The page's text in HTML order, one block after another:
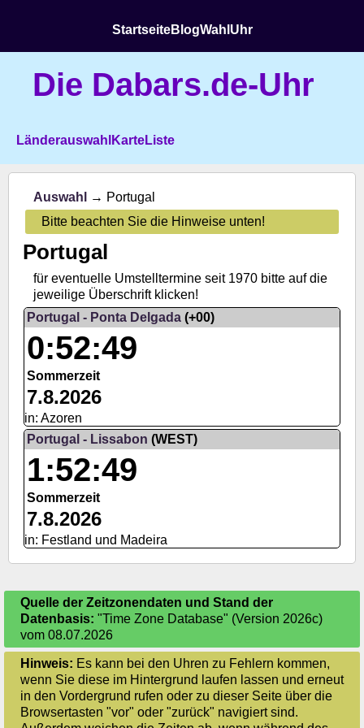
StartseiteBlogWahl Uhr
Die Dabars.de-Uhr
Länderauswahl KarteListe
Auswahl
→ Portugal
Bitte beachten Sie die Hinweise unten!
Portugal
für eventuelle Umstelltermine seit 1970 bitte auf die
jeweilige Überschrift klicken!
Portugal - Ponta Delgada (+00)
0:52:50
Sommerzeit
7.8.2026
in: Azoren
Portugal - Lissabon (WEST)
1:52:50
Sommerzeit
7.8.2026
in: Festland und Madeira
Quelle der Zeitzonendaten und Stand der
Datenbasis: "Time Zone Database" (Version 2026c)
vom 08.07.2026
Hinweis: Es kann bei den Uhren zu Fehlern kommen,
wenn Sie diese im Hintergrund laufen lassen und erneut
in den Vordergrund rufen oder zu dieser Seite über die
Browsertasten "vor" oder "zurück" navigiert sind.